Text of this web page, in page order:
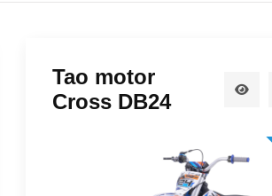
Tao motor
Cross DB24